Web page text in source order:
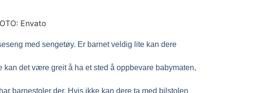
med sengetøy. Er barnet veldig lite kan dere
det være greit å ha et sted å oppbevare babymaten,
barnestoler der. Hvis ikke kan dere ta med bilstolen